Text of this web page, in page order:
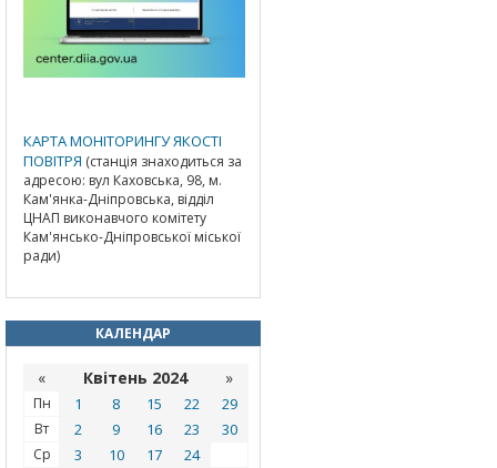
КАРТА МОНІТОРИНГУ ЯКОСТІ
ПОВІТРЯ (станція знаходиться за
адресою: вул Каховська, 98, м.
Кам'янка-Дніпровська, відділ
ЦНАП виконавчого комітету
Кам'янсько-Дніпровської міської
ради)
КАЛЕНДАР
« Квітень 2024 »
Пн 1 8 15 22 29
Вт 2 9 16 23 30
Ср 3 10 17 24